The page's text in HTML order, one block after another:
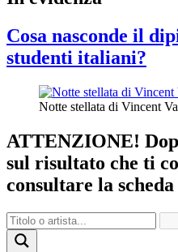
Cosa nasconde il
studenti italiani?
Notte stellata di Vincent
ATTENZIONE!
sul risultato che ti
consultare la scheda